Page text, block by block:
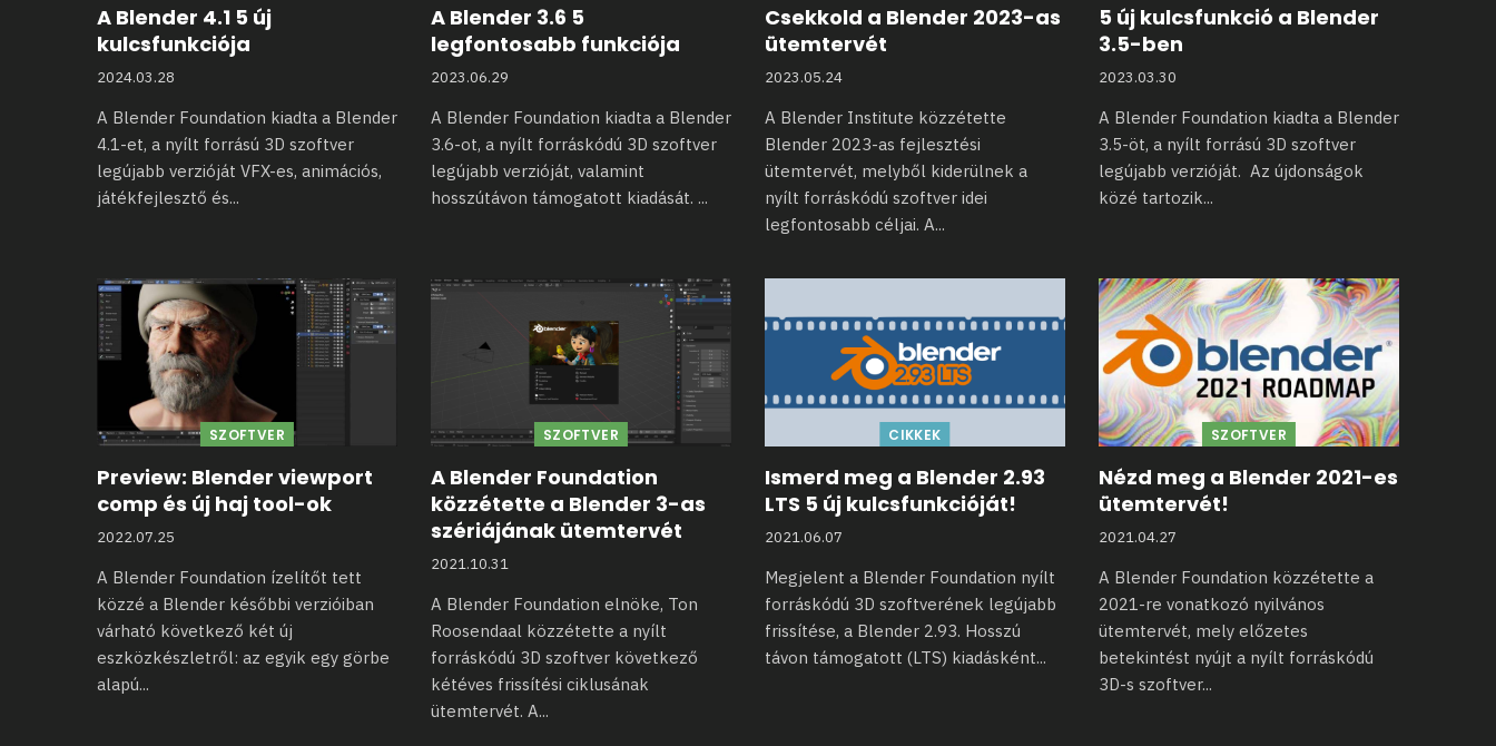
A Blender 4.1 5 új
kulcsfunkciója
2024.03.28
A Blender Foundation kiadta a Blender
4.1-et, a nyílt forrású 3D szoftver
legújabb verzióját VFX-es, animációs,
játékfejlesztő és...
A Blender 3.6 5
legfontosabb funkciója
2023.06.29
A Blender Foundation kiadta a Blender
3.6-ot, a nyílt forráskódú 3D szoftver
legújabb verzióját, valamint
hosszútávon támogatott kiadását. ...
Csekkold a Blender 2023-as
ütemtervét
2023.05.24
A Blender Institute közzétette
Blender 2023-as fejlesztési
ütemtervét, melyből kiderülnek a
nyílt forráskódú szoftver idei
legfontosabb céljai. A...
5 új kulcsfunkció a Blender
3.5-ben
2023.03.30
A Blender Foundation kiadta a Blender
3.5-öt, a nyílt forrású 3D szoftver
legújabb verzióját. Az újdonságok
közé tartozik...
SZOFTVER
Preview: Blender viewport
comp és új haj tool-ok
2022.07.25
A Blender Foundation ízelítőt tett
közzé a Blender későbbi verzióiban
várható következő két új
eszközkészletről: az egyik egy görbe
alapú...
SZOFTVER
A Blender Foundation
közzétette a Blender 3-as
szériájának ütemtervét
2021.10.31
A Blender Foundation elnöke, Ton
Roosendaal közzétette a nyílt
forráskódú 3D szoftver következő
kétéves frissítési ciklusának
ütemtervét. A...
CIKKEK
Ismerd meg a Blender 2.93
LTS 5 új kulcsfunkcióját!
2021.06.07
Megjelent a Blender Foundation nyílt
forráskódú 3D szoftverének legújabb
frissítése, a Blender 2.93. Hosszú
távon támogatott (LTS) kiadásként...
SZOFTVER
Nézd meg a Blender 2021-es
ütemtervét!
2021.04.27
A Blender Foundation közzétette a
2021-re vonatkozó nyilvános
ütemtervét, mely előzetes
betekintést nyújt a nyílt forráskódú
3D-s szoftver...